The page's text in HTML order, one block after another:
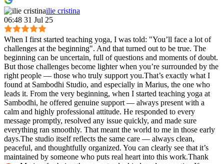
ilie cristina
06:48 31 Jul 25
When I first started teaching yoga, I was told: "You’ll face a lot of
challenges at the beginning". And that turned out to be true. The
beginning can be uncertain, full of questions and moments of doubt.
But those challenges become lighter when you’re surrounded by the
right people — those who truly support you.That’s exactly what I
found at Sambodhi Studio, and especially in Marius, the one who
leads it. From the very beginning, when I started teaching yoga at
Sambodhi, he offered genuine support — always present with a
calm and highly professional attitude. He responded to every
message promptly, resolved any issue quickly, and made sure
everything ran smoothly. That meant the world to me in those early
days.The studio itself reflects the same care — always clean,
peaceful, and thoughtfully organized. You can clearly see that it’s
maintained by someone who puts real heart into this work.Thank